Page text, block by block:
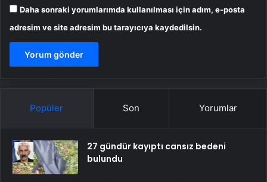
Daha sonraki yorumlarımda kullanılması için adım, e-posta
adresim ve site adresim bu tarayıcıya kaydedilsin.
Popüler Son Yorumlar
27 gündür kayıptı cansız bedeni
bulundu